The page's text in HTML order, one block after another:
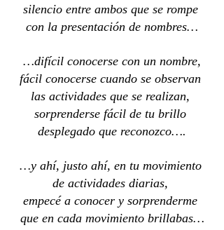
silencio entre ambos que se rompe
con la presentación de nombres…
…difícil conocerse con un nombre,
fácil conocerse cuando se observan
las actividades que se realizan,
sorprenderse fácil de tu brillo
desplegado que reconozco….
…y ahí, justo ahí, en tu movimiento
de actividades diarias,
empecé a conocer y sorprenderme
que en cada movimiento brillabas…